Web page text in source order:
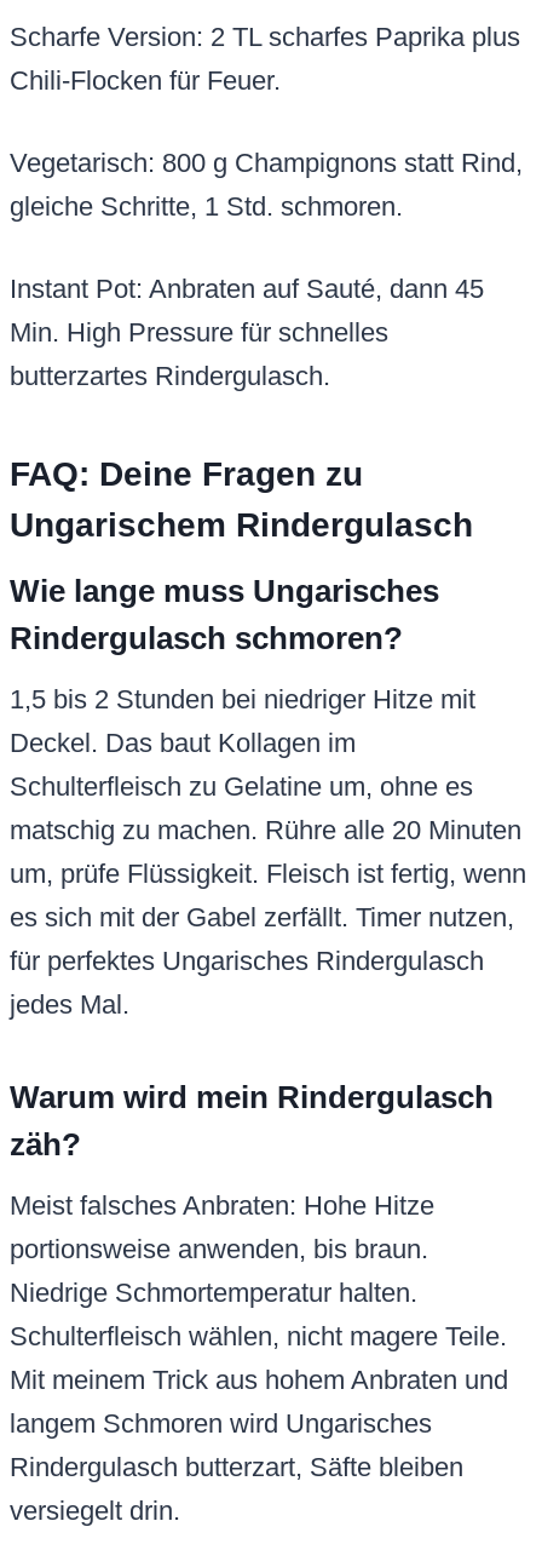
Scharfe Version: 2 TL scharfes Paprika plus
Chili-Flocken für Feuer.
Vegetarisch: 800 g Champignons statt Rind,
gleiche Schritte, 1 Std. schmoren.
Instant Pot: Anbraten auf Sauté, dann 45
Min. High Pressure für schnelles
butterzartes Rindergulasch.
FAQ: Deine Fragen zu
Ungarischem Rindergulasch
Wie lange muss Ungarisches
Rindergulasch schmoren?
1,5 bis 2 Stunden bei niedriger Hitze mit
Deckel. Das baut Kollagen im
Schulterfleisch zu Gelatine um, ohne es
matschig zu machen. Rühre alle 20 Minuten
um, prüfe Flüssigkeit. Fleisch ist fertig, wenn
es sich mit der Gabel zerfällt. Timer nutzen,
für perfektes Ungarisches Rindergulasch
jedes Mal.
Warum wird mein Rindergulasch
zäh?
Meist falsches Anbraten: Hohe Hitze
portionsweise anwenden, bis braun.
Niedrige Schmortemperatur halten.
Schulterfleisch wählen, nicht magere Teile.
Mit meinem Trick aus hohem Anbraten und
langem Schmoren wird Ungarisches
Rindergulasch butterzart, Säfte bleiben
versiegelt drin.